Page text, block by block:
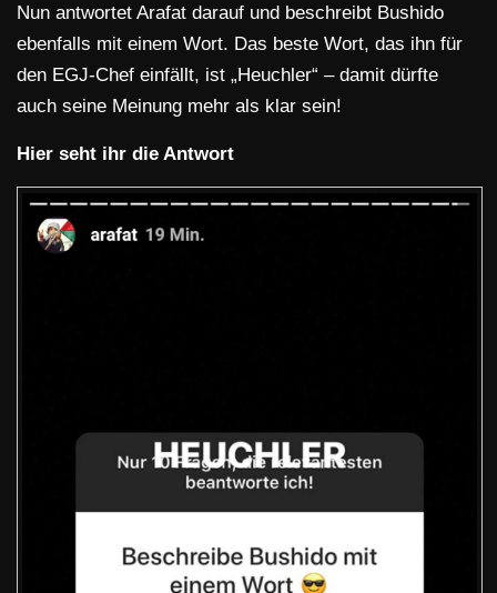
Nun antwortet Arafat darauf und beschreibt Bushido
ebenfalls mit einem Wort. Das beste Wort, das ihn für
den EGJ-Chef einfällt, ist „Heuchler“ – damit dürfte
auch seine Meinung mehr als klar sein!
Hier seht ihr die Antwort